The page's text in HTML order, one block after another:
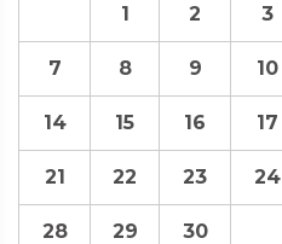
1 2 3
7 8 9 10
14 15 16 17
21 22 23 24
28 29 30